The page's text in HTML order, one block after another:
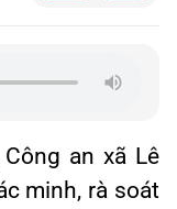
an xã Lê
minh, rà soát